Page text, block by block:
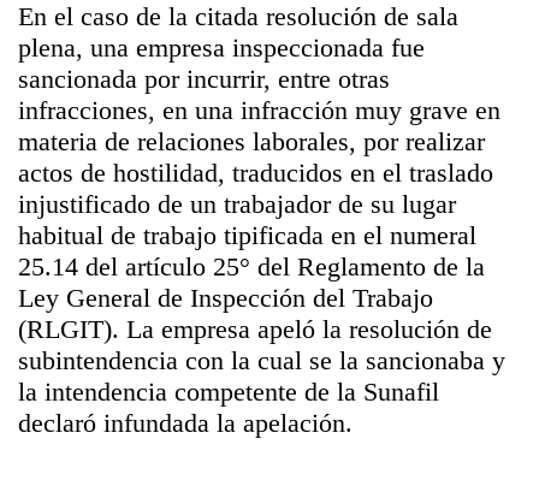
En el caso de la citada resolución de sala
plena, una empresa inspeccionada fue
sancionada por incurrir, entre otras
infracciones, en una infracción muy grave en
materia de relaciones laborales, por realizar
actos de hostilidad, traducidos en el traslado
injustificado de un trabajador de su lugar
habitual de trabajo tipificada en el numeral
25.14 del artículo 25° del Reglamento de la
Ley General de Inspección del Trabajo
(RLGIT). La empresa apeló la resolución de
subintendencia con la cual se la sancionaba y
la intendencia competente de la Sunafil
declaró infundada la apelación.